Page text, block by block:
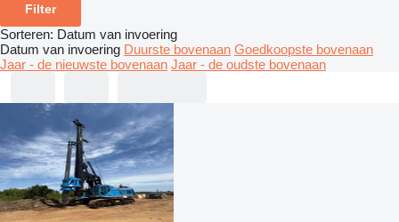
Filter
Sorteren: Datum van invoering
Datum van invoering Duurste bovenaan Goedkoopste bovenaan
Jaar - de nieuwste bovenaan Jaar - de oudste bovenaan